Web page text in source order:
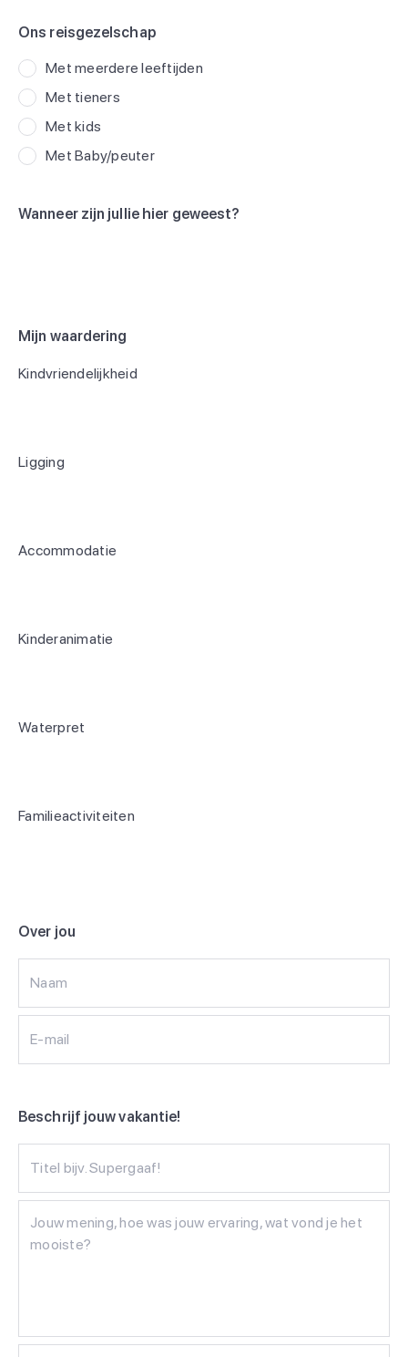
Ons reisgezelschap
Met meerdere leeftijden
Met tieners
Met kids
Met Baby/peuter
Wanneer zijn jullie hier geweest?
Mijn waardering
Kindvriendelijkheid
Ligging
Accommodatie
Kinderanimatie
Waterpret
Familieactiviteiten
Over jou
Naam
E-mail
Beschrijf jouw vakantie!
Titel bijv. Supergaaf!